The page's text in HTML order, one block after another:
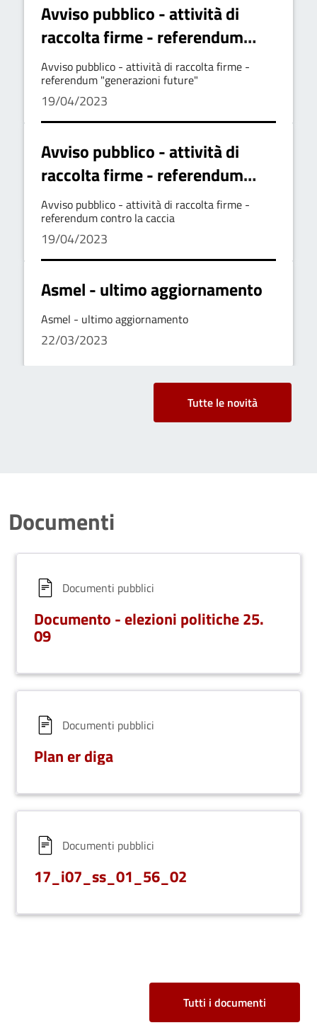
Avviso pubblico - attività di
raccolta firme - referendum
"generazioni future"
Avviso pubblico - attività di raccolta firme -
referendum "generazioni future"
19/04/2023
Avviso pubblico - attività di
raccolta firme - referendum
contro la caccia
Avviso pubblico - attività di raccolta firme -
referendum contro la caccia
19/04/2023
Asmel - ultimo aggiornamento
Asmel - ultimo aggiornamento
22/03/2023
Tutte le novità
Documenti
Documenti pubblici
Documento - elezioni politiche 25.
09
Documenti pubblici
Plan er diga
Documenti pubblici
17_i07_ss_01_56_02
Tutti i documenti